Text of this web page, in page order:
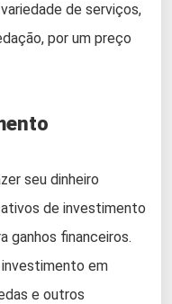
de serviços,
por um preço
seu dinheiro
de investimento
ganhos financeiros.
em
e outros